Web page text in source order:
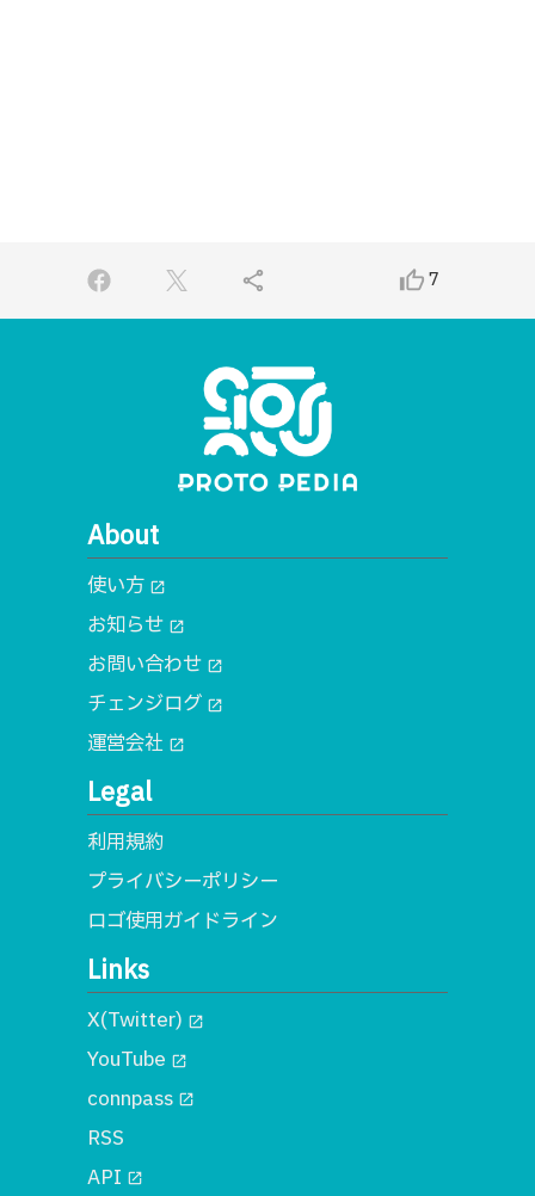
share thumb_up_alt7
About
使い方 open_in_new
お知らせ open_in_new
お問い合わせ open_in_new
チェンジログ open_in_new
運営会社 open_in_new
Legal
利用規約
プライバシーポリシー
ロゴ使用ガイドライン
Links
X(Twitter) open_in_new
YouTube open_in_new
connpass open_in_new
RSS
API open_in_new